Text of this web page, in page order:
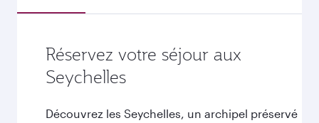
Réservez votre séjour aux
Seychelles
Découvrez les Seychelles, un archipel préservé